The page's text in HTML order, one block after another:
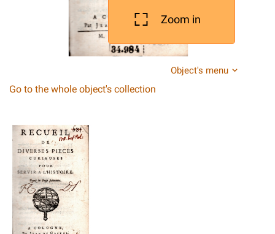
Zoom in
Object's menu
Go to the whole object's collection